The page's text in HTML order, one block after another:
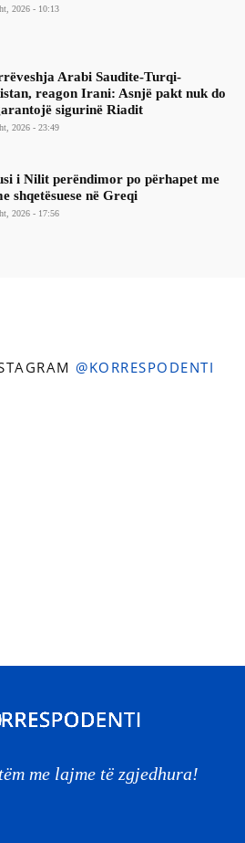
2026 - 10:13
Arabi Saudite-Turqi-
reagon Irani: Asnjë pakt nuk do
sigurinë Riadit
2026 - 23:49
i Nilit perëndimor po përhapet me
shqetësuese në Greqi
2026 - 17:56
@KORRESPODENTI
me lajme të zgjedhura!